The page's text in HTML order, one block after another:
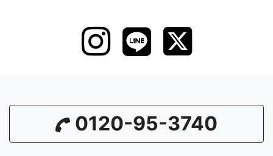
0120-95-3740